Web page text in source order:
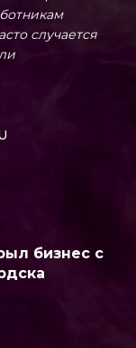
случается
бизнес с